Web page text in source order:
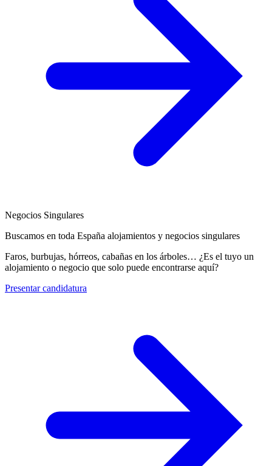
Negocios Singulares
Buscamos en toda España alojamientos y negocios singulares
Faros, burbujas, hórreos, cabañas en los árboles… ¿Es el tuyo un
alojamiento o negocio que solo puede encontrarse aquí?
Presentar candidatura